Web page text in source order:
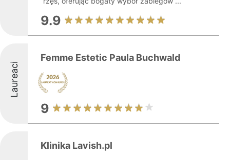
9.9
Laureaci
Femme Estetic Paula Buchwald
9
Klinika Lavish.pl